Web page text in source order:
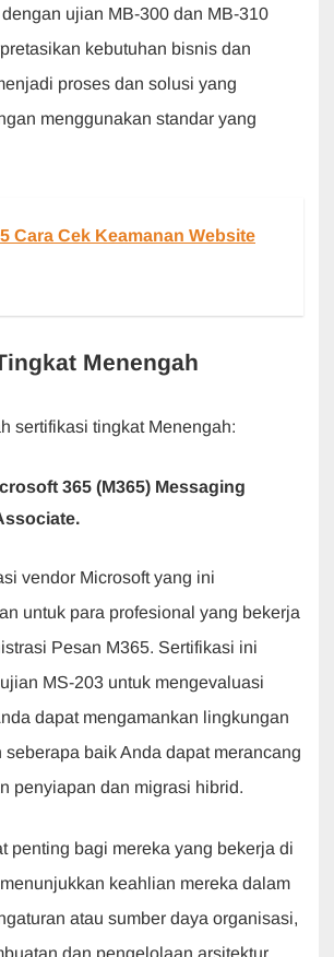
ujian MB-300 dan MB-310
kebutuhan bisnis dan
proses dan solusi yang
menggunakan standar yang
Cara Cek Keamanan Website
Menengah
sertifikasi tingkat Menengah:
365 (M365) Messaging
vendor Microsoft yang ini
untuk para profesional yang bekerja
Pesan M365. Sertifikasi ini
MS-203 untuk mengevaluasi
dapat mengamankan lingkungan
seberapa baik Anda dapat merancang
penyiapan dan migrasi hibrid.
penting bagi mereka yang bekerja di
keahlian mereka dalam
atau sumber daya organisasi,